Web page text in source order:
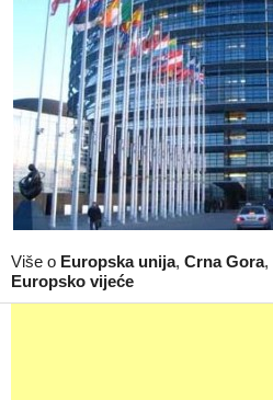
Više o Europska unija, Crna Gora,
Europsko vijeće